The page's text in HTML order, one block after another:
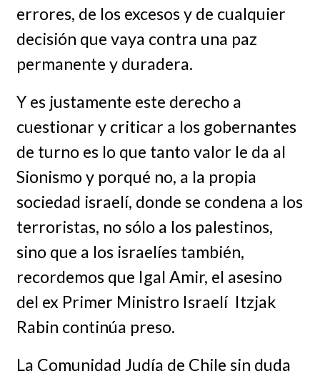
errores, de los excesos y de cualquier
decisión que vaya contra una paz
permanente y duradera.
Y es justamente este derecho a
cuestionar y criticar a los gobernantes
de turno es lo que tanto valor le da al
Sionismo y porqué no, a la propia
sociedad israelí, donde se condena a los
terroristas, no sólo a los palestinos,
sino que a los israelíes también,
recordemos que Igal Amir, el asesino
del ex Primer Ministro Israelí Itzjak
Rabin continúa preso.
La Comunidad Judía de Chile sin duda